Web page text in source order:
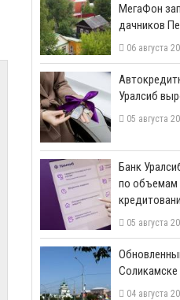
МегаФон
дачников
06 августа
Уралсиб
05 августа
​Банк
по объемам
05 августа
Соликамске
04 августа